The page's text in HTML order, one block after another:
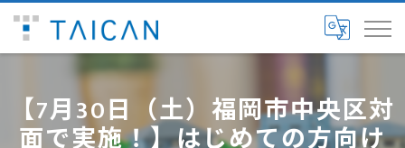
【7月30日（土）福岡市中央区対
面で実施！】はじめての方向け